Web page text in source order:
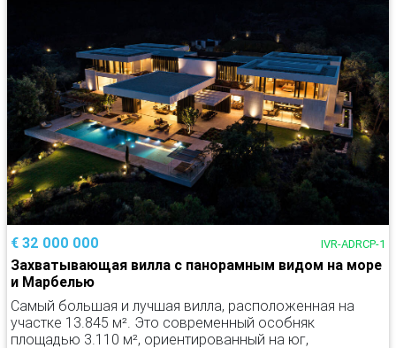
€ 32 000 000 IVR-ADRCP-1
Захватывающая вилла с панорамным видом на море
и Марбелью
Самый большая и лучшая вилла, расположенная на
участке 13.845 м². Это современный особняк
площадью 3.110 м², ориентированный на юг,